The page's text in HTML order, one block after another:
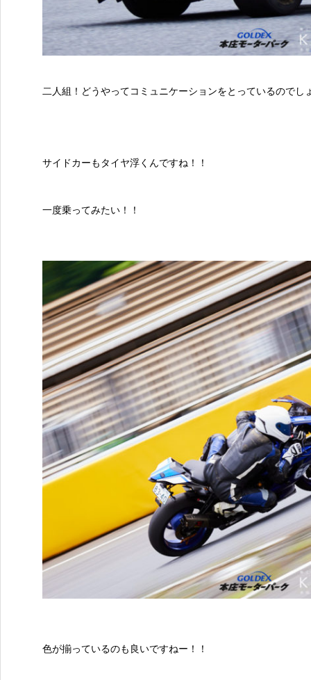
二人組！どうやってコミュニケーションをとっているのでし
サイドカーもタイヤ浮くんですね！！
一度乗ってみたい！！
色が揃っているのも良いですねー！！